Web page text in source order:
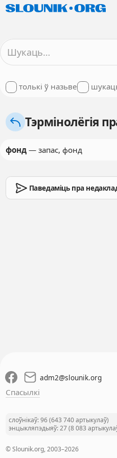
толькі ў назьве
Тэрмінолёгія
фонд— запас, фонд
Паведаміць пра
adm2@slounik.org
Спасылкі
слоўнікаў: 96 (643 740 артыкулаў)
энцыкляпэдыяў: 27 (8 083
© Slounik.org, 2003–2026